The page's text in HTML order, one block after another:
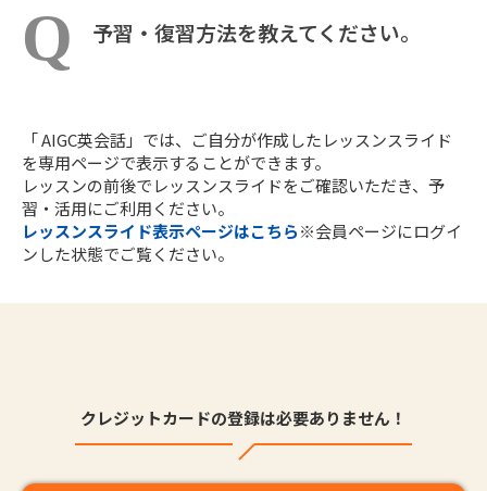
予習・復習方法を教えてください。
「 AIGC英会話」では、ご自分が作成したレッスンスライド
を専用ページで表示することができます。
レッスンの前後でレッスンスライドをご確認いただき、予
習・活用にご利用ください。
レッスンスライド表示ページはこちら※会員ページにログイ
ンした状態でご覧ください。
クレジットカードの登録は必要ありません！